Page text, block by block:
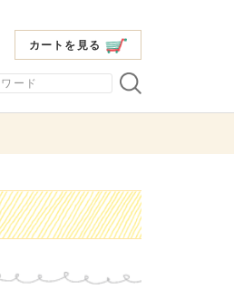
カートを見る